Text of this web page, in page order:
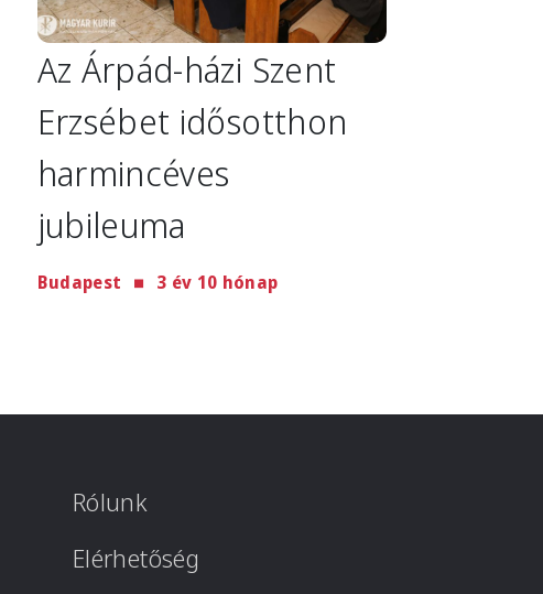
Az Árpád-házi Szent
Erzsébet idősotthon
harmincéves
jubileuma
Budapest 3 év 10 hónap
Rólunk
Elérhetőség